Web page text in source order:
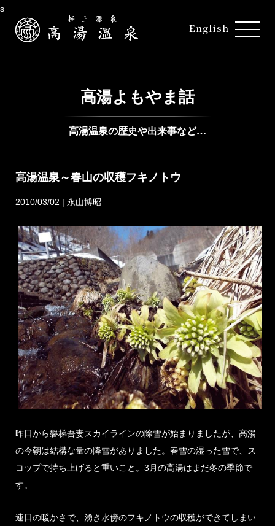
s
English
高湯よもやま話
高湯温泉の歴史や出来事など…
高湯温泉～春山の収穫フキノトウ
2010/03/02 | 永山博昭
昨日から磐梯吾妻スカイラインの除雪が始まりましたが、高湯
の今朝は結構な量の降雪がありました。春雪の湿った雪で、ス
コップで持ち上げると重いこと。3月の高湯はまだ冬の季節で
す。
連日の暖かさで、湧き水傍のフキノトウの収穫ができてしまい